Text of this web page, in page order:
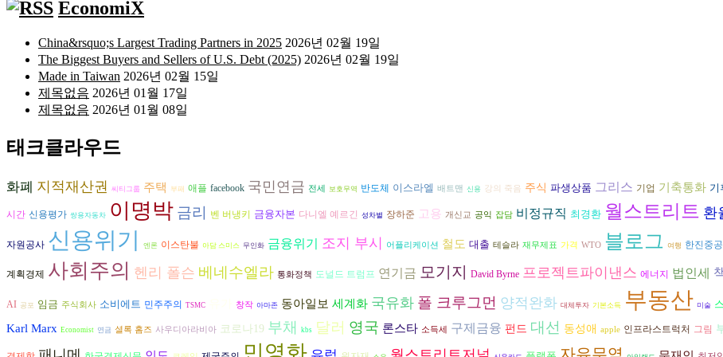
EconomiX
China&rsquo;s Largest Trading Partners in 2025 2026년 02월 19일
The Biggest Buyers and Sellers of U.S. Debt (2025) 2026년 02월 19일
Made in Taiwan 2026년 02월 15일
제목없음 2026년 01월 17일
제목없음 2026년 01월 08일
태크클라우드
화폐 지적재산권 씨티그룹 주택 부패 애플 facebook 국민연금 전세 보호무역 반도체 이스라엘 배트맨 신용 강의 죽음 주식 파생상품 그리스 기업 기축통화 기
시간 신용평가 쌍용자동차 이명박 금리 벤 버냉키 금융자본 다니엘 예르긴 성차별 장하준 고용 개신교 공익 잡담 비정규직 최경환 월스트리트 환
자원공사 신용위기 엔론 이스탄불 아담 스미스 무인화 금융위기 조지 부시 어플리케이션 철도 대출 테슬라 재무제표 가격 WTO 블로그 여행 한진중
계획경제 사회주의 헨리 폴슨 베네수엘라 통화정책 도널드 트럼프 연기금 모기지 David Byrne 프로젝트파이낸스 에너지 법인세
AI 공포 임금 주식회사 소비에트 민주주의 TSMC 창작 아마존 동아일보 세계화 국유화 폴 크루그먼 양적완화 대체투자 기본소득 부동산 미술
Karl Marx Economist 연금 셜록 홈즈 사우디아라비아 코로나19 부채 kbs 달러 영국 론스타 소득세 구제금융 펀드 대선 동성애 apple 인프라스트럭처 그림
민영화 자유무역